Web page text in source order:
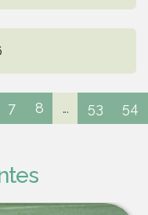
7 8 ... 53 54